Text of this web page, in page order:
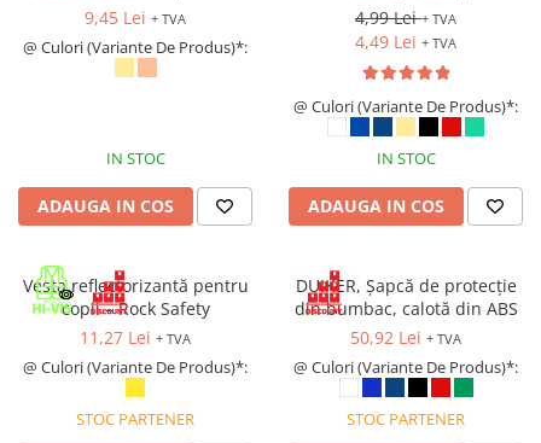
Sandale de lucru O1
Sandale de protecție SB
PROTECȚIA MÂINILOR
Mănuși de protecție
Protecție tăiere
Protecție chimică si biologică
Protecție sudură
Protecție termică (căldură)
Protecție termică (frig)
Anti-vibrații
9,45 Lei + TVA
@ Culori (Variante De Produs)*:
IN STOC
ADAUGA IN COS
transpiratie si prindere cu
arici
4,99 Lei+ TVA
4,49 Lei + TVA
@ Culori (Variante De Produs)*:
IN STOC
ADAUGA IN COS
Vesta reflectorizantă pentru
copii – Rock Safety
11,27 Lei + TVA
@ Culori (Variante De Produs)*:
STOC PARTENER
DUIKER, Șapcă de protecție
din bumbac, calotă din ABS
50,92 Lei + TVA
@ Culori (Variante De Produs)*:
STOC PARTENER